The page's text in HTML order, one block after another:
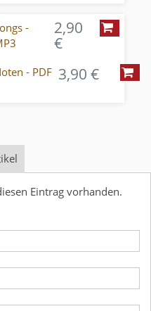
-
2,90
€
- PDF 3,90 €
Eintrag vorhanden.